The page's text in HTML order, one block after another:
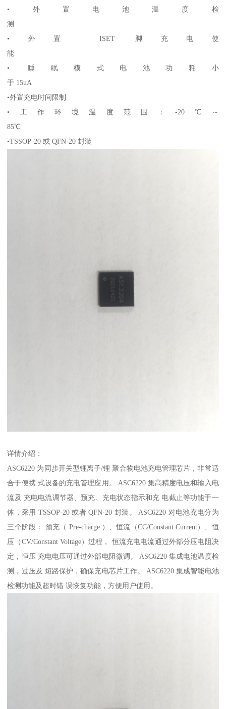
•外置电池温度检
测
•外置 ISET 脚充电使
能
• 睡眠模式电池功耗小
于 15uA
•外置充电时间限制
•工作环境温度范围：-20℃～
85℃
•TSSOP-20 或 QFN-20 封装
详情介绍：
ASC6220 为同步开关型锂离子/锂 聚合物电池充电管理芯片，非常适
合于便携 式设备的充电管理应用。 ASC6220 集高精度电压和输入电
流及 充电电流调节器、预充、充电状态指示和充 电截止等功能于一
体，采用 TSSOP-20 或者 QFN-20 封装。 ASC6220 对电池充电分为
三个阶段： 预充（ Pre-charge ）、恒流（CC/Constant Current）、恒
压（CV/Constant Voltage）过程， 恒流充电电流通过外部分压电阻决
定，恒压 充电电压可通过外部电阻微调。 ASC6220 集成电池温度检
测，过压及 短路保护，确保充电芯片工作。 ASC6220 集成智能电池
检测功能及超时错 误恢复功能，方便用户使用。